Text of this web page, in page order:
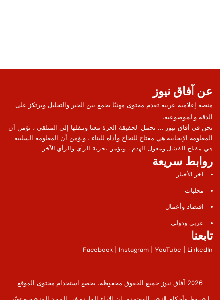
عن آفاق نيوز
منصة إعلامية عربية تقدم محتوى مهنيًا يجمع بين الخبر والتحليل ويرتكز على
الدقة والموضوعية.
نحن في أفاق نيوز ... نحمل الحقيقة الحرة معنا وننقلها إلى المتلقي ، نؤمن أن
المعلومة الإيجابية هي مفتاح للنجاح وأداة للبناء ، ونؤمن أن المعلومة السلبية
هي مفتاح للفشل ومعول للهدم ، ونؤمن بحرية الرأي والرأي الآخر
روابط سريعة
آخر الأخبار
محليات
اقتصاد وأعمال
عربي ودولي
تابعنا
Facebook | Instagram | YouTube | LinkedIn
2026 آفاق نيوز جميع الحقوق محفوظة. يخضع استخدام محتوى الموقع